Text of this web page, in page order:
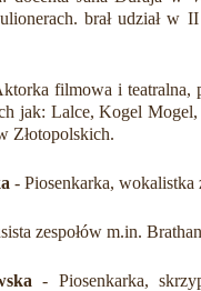
brał udział w
filmowa i teatralna,
jak: Lalce, Kogel Mogel,
Złotopolskich.
- Piosenkarka, wokalistka
zespołów m.in.
- Piosenkarka,